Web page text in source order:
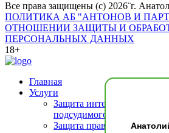
Все права защищены (с) 2026¨г.
ПОЛИТИКА АБ "АНТОНОВ И
ОТНОШЕНИИ ЗАЩИТЫ И
ПЕРСОНАЛЬНЫХ ДАННЫХ
18+
Главная
Услуги
Защита интересов
подсудимого)
Защита прав свидетелей